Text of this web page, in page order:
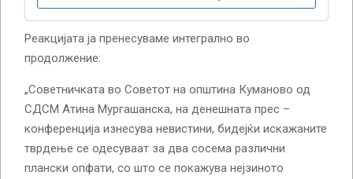
Реакцијата ја пренесуваме интегрално во
продолжение:
„Советничката во Советот на општина Куманово од
СДСМ Атина Мургашанска, на денешната прес –
конференција изнесува невистини, бидејќи искажаните
тврдење се одесуваат за два сосема различни
плански опфати, со што се покажува нејзиното